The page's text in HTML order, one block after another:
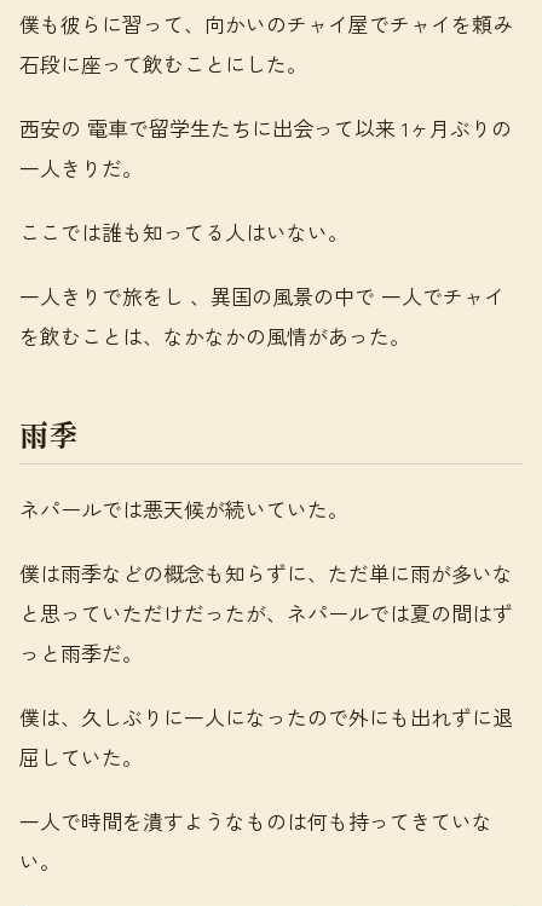
僕も彼らに習って、向かいのチャイ屋でチャイを頼み
石段に座って飲むことにした。
西安の 電車で留学生たちに出会って以来 1ヶ月ぶりの
一人きりだ。
ここでは誰も知ってる人はいない。
一人きりで旅をし 、異国の風景の中で 一人でチャイ
を飲むことは、なかなかの風情があった。
雨季
ネパールでは悪天候が続いていた。
僕は雨季などの概念も知らずに、ただ単に雨が多いな
と思っていただけだったが、ネパールでは夏の間はず
っと雨季だ。
僕は、久しぶりに一人になったので外にも出れずに退
屈していた。
一人で時間を潰すようなものは何も持ってきていな
い。